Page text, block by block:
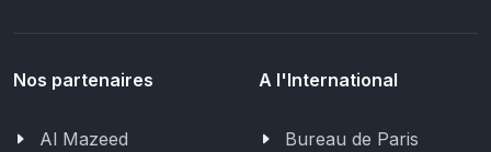
Nos partenaires
Al Mazeed
A l'International
Bureau de Paris